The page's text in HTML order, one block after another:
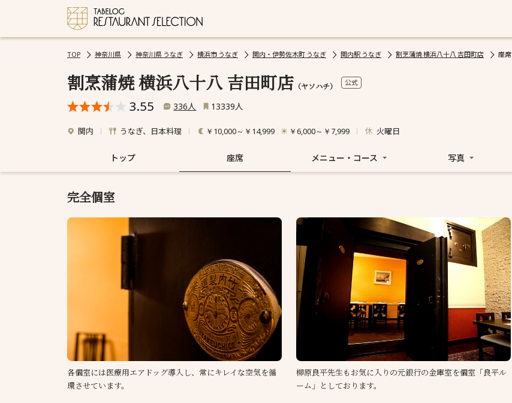
TOP 神奈川県 神奈川県 うなぎ 横浜市 うなぎ 関内・伊勢佐木町 うなぎ 関内駅 うなぎ 割烹蒲焼 横浜八十八 吉田町店 座席
割烹蒲焼 横浜八十八 吉田町店 （ヤソハチ） 公式
3.55 336人 13339人
関内 うなぎ、日本料理 ￥10,000～￥14,999 ￥6,000～￥7,999 休 火曜日
トップ 座席 メニュー・コース 写真
完全個室
各個室には医療用エアドッグ導入し、常にキレイな空気を循
環させています。
柳原良平先生もお気に入りの元銀行の金庫室を個室「良平ル
ーム」としております。